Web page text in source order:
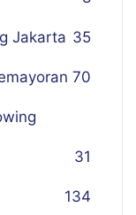
Jakarta 35
70
31
134